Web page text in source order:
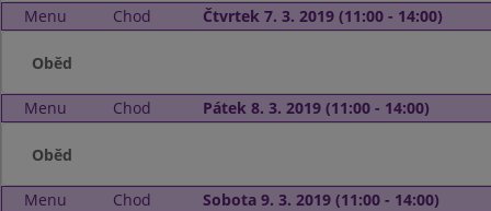
Menu Chod Čtvrtek 7. 3. 2019 (11:00 - 14:00)
Oběd
Menu Chod Pátek 8. 3. 2019 (11:00 - 14:00)
Oběd
Menu Chod Sobota 9. 3. 2019 (11:00 - 14:00)